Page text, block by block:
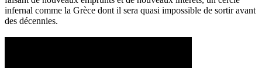
infernal comme la Grèce dont il sera quasi impossible de sortir avant
des décennies.